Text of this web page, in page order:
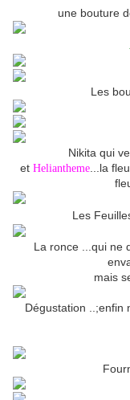
une bouture
Les
Nikita qui
et Heliantheme ...la
Les
La ronce ...qui ne
mais
Dégustation ..;enfin